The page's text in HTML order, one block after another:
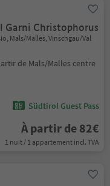
Garni Christophorus
Mals/Malles, Vinschgau/Val
de Mals/Malles centre
Südtirol Guest Pass
À partir de 82€
1 nuit / 1 appartement incl. TVA